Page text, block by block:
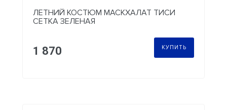
ЛЕТНИЙ КОСТЮМ МАСКХАЛАТ ТИСИ
СЕТКА ЗЕЛЕНАЯ
1 870 КУПИТЬ